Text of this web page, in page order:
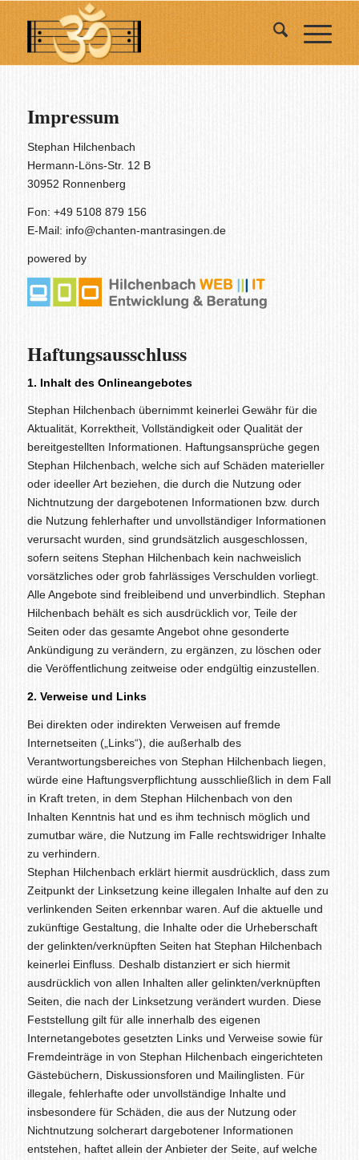
Impressum
Stephan Hilchenbach
Hermann-Löns-Str. 12 B
30952 Ronnenberg
Fon: +49 5108 879 156
E-Mail: info@chanten-mantrasingen.de
powered by
Haftungsausschluss
1. Inhalt des Onlineangebotes
Stephan Hilchenbach übernimmt keinerlei Gewähr für die
Aktualität, Korrektheit, Vollständigkeit oder Qualität der
bereitgestellten Informationen. Haftungsansprüche gegen
Stephan Hilchenbach, welche sich auf Schäden materieller
oder ideeller Art beziehen, die durch die Nutzung oder
Nichtnutzung der dargebotenen Informationen bzw. durch
die Nutzung fehlerhafter und unvollständiger Informationen
verursacht wurden, sind grundsätzlich ausgeschlossen,
sofern seitens Stephan Hilchenbach kein nachweislich
vorsätzliches oder grob fahrlässiges Verschulden vorliegt.
Alle Angebote sind freibleibend und unverbindlich. Stephan
Hilchenbach behält es sich ausdrücklich vor, Teile der
Seiten oder das gesamte Angebot ohne gesonderte
Ankündigung zu verändern, zu ergänzen, zu löschen oder
die Veröffentlichung zeitweise oder endgültig einzustellen.
2. Verweise und Links
Bei direkten oder indirekten Verweisen auf fremde
Internetseiten („Links“), die außerhalb des
Verantwortungsbereiches von Stephan Hilchenbach liegen,
würde eine Haftungsverpflichtung ausschließlich in dem Fall
in Kraft treten, in dem Stephan Hilchenbach von den
Inhalten Kenntnis hat und es ihm technisch möglich und
zumutbar wäre, die Nutzung im Falle rechtswidriger Inhalte
zu verhindern.
Stephan Hilchenbach erklärt hiermit ausdrücklich, dass zum
Zeitpunkt der Linksetzung keine illegalen Inhalte auf den zu
verlinkenden Seiten erkennbar waren. Auf die aktuelle und
zukünftige Gestaltung, die Inhalte oder die Urheberschaft
der gelinkten/verknüpften Seiten hat Stephan Hilchenbach
keinerlei Einfluss. Deshalb distanziert er sich hiermit
ausdrücklich von allen Inhalten aller gelinkten/verknüpften
Seiten, die nach der Linksetzung verändert wurden. Diese
Feststellung gilt für alle innerhalb des eigenen
Internetangebotes gesetzten Links und Verweise sowie für
Fremdeinträge in von Stephan Hilchenbach eingerichteten
Gästebüchern, Diskussionsforen und Mailinglisten. Für
illegale, fehlerhafte oder unvollständige Inhalte und
insbesondere für Schäden, die aus der Nutzung oder
Nichtnutzung solcherart dargebotener Informationen
entstehen, haftet allein der Anbieter der Seite, auf welche